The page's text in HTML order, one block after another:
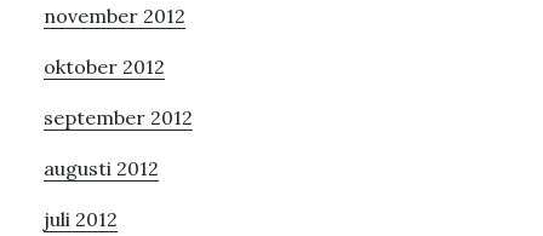
november 2012
oktober 2012
september 2012
augusti 2012
juli 2012